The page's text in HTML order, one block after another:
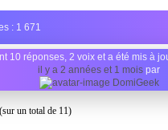
: 1 671
10 réponses, 2 voix et a été mis à
il y a 2 années et 1 mois par
DomiGeek
un total de 11)